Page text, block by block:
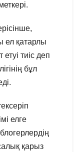
ел қатарлы
тиіс деп
бұл
елге
қарыз